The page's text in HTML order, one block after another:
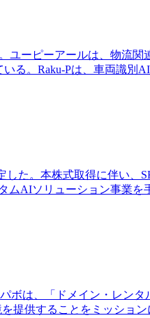
ユーピーアールは、物流関
る。Raku-Pは、車両識別
した。本株式取得に伴い、
ムAIソリューション事業を
ボは、「ドメイン・レン
提供することをミッション